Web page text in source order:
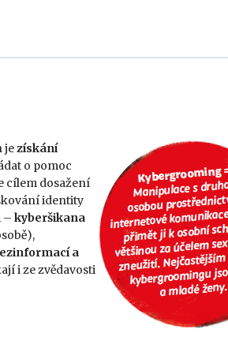
jezískání
o pomoc
cílem dosažení
identity
– kyberšikana
a
i ze zvědavosti